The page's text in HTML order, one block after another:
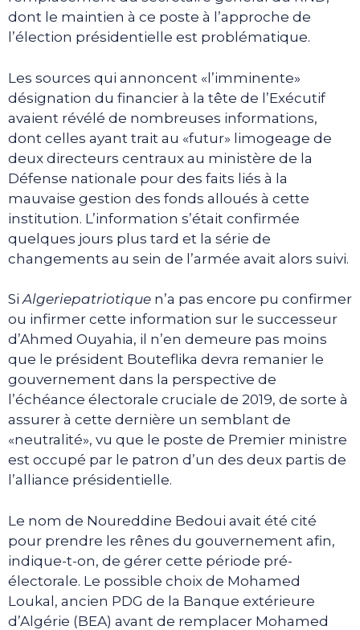
dont le maintien à ce poste à l’approche de
l’élection présidentielle est problématique.
Les sources qui annoncent «l’imminente»
désignation du financier à la tête de l’Exécutif
avaient révélé de nombreuses informations,
dont celles ayant trait au «futur» limogeage de
deux directeurs centraux au ministère de la
Défense nationale pour des faits liés à la
mauvaise gestion des fonds alloués à cette
institution. L’information s’était confirmée
quelques jours plus tard et la série de
changements au sein de l’armée avait alors suivi.
SiAlgeriepatriotique n’a pas encore pu confirmer
ou infirmer cette information sur le successeur
d’Ahmed Ouyahia, il n’en demeure pas moins
que le président Bouteflika devra remanier le
gouvernement dans la perspective de
l’échéance électorale cruciale de 2019, de sorte à
assurer à cette dernière un semblant de
«neutralité», vu que le poste de Premier ministre
est occupé par le patron d’un des deux partis de
l’alliance présidentielle.
Le nom de Noureddine Bedoui avait été cité
pour prendre les rênes du gouvernement afin,
indique-t-on, de gérer cette période pré-
électorale. Le possible choix de Mohamed
Loukal, ancien PDG de la Banque extérieure
d’Algérie (BEA) avant de remplacer Mohamed